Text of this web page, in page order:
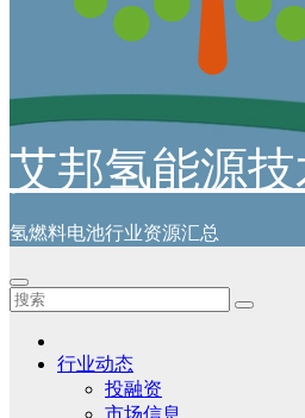
艾邦氢能源技
氢燃料电池行业资源汇总
行业动态
投融资
市场信息